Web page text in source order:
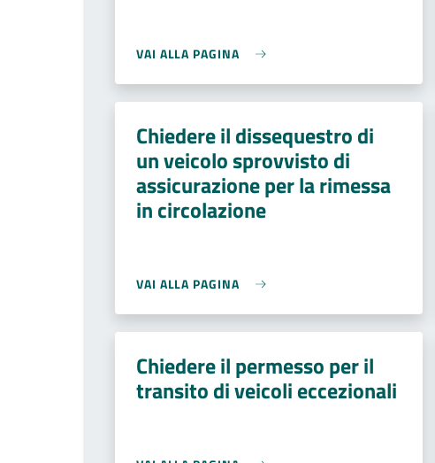
VAI ALLA PAGINA
Chiedere il dissequestro di
un veicolo sprovvisto di
assicurazione per la rimessa
in circolazione
VAI ALLA PAGINA
Chiedere il permesso per il
transito di veicoli eccezionali